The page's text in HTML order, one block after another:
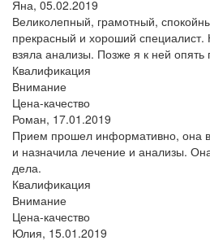
Яна, 05.02.2019
Великолепный, грамотный,
прекрасный и хороший
взяла анализы. Позже я к ней опять
Квалификация
Внимание
Цена-качество
Роман, 17.01.2019
Прием прошел информативно, она
и назначила лечение и анализы.
дела.
Квалификация
Внимание
Цена-качество
Юлия, 15.01.2019